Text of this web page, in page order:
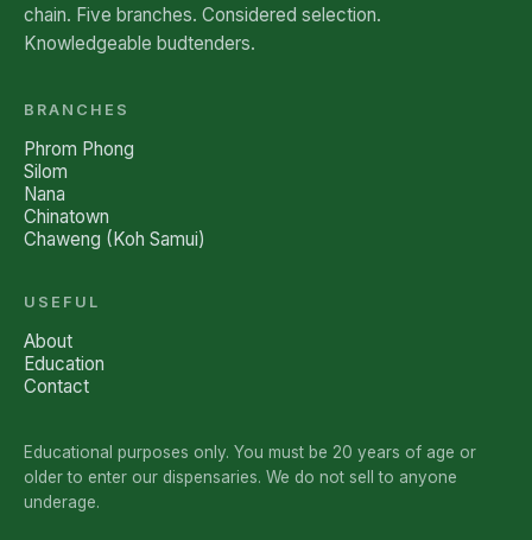
chain. Five branches. Considered selection.
Knowledgeable budtenders.
BRANCHES
Phrom Phong
Silom
Nana
Chinatown
Chaweng (Koh Samui)
USEFUL
About
Education
Contact
Educational purposes only. You must be 20 years of age or
older to enter our dispensaries. We do not sell to anyone
underage.